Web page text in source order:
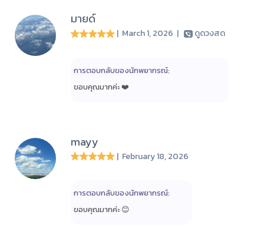
มายด์
| March 1, 2026 | ดูดวงสด
การตอบกลับของนักพยากรณ์:
ขอบคุณมากค่ะ ❤️
mayy
| February 18, 2026
การตอบกลับของนักพยากรณ์:
ขอบคุณ​มาก​ค่ะ​ 😊​